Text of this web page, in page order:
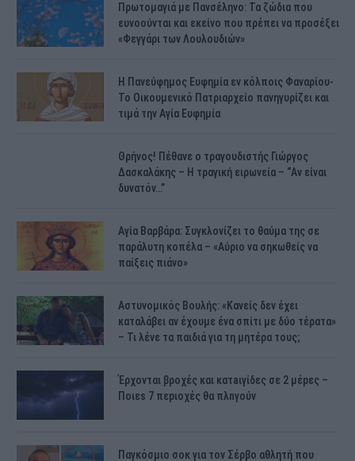
Πρωτομαγιά με Πανσέληνο: Τα ζώδια που
ευνοούνται και εκείνο που πρέπει να προσέξει
«Φεγγάρι των Λουλουδιών»
H Πανεύφημος Ευφημία εν κόλποις Φαναρίου-
Το Οικουμενικό Πατριαρχείο πανηγυρίζει και
τιμά την Αγία Ευφημία
Θρήνος! Πέθανε ο τραγουδιστής Γιώργος
Δασκαλάκης – Η τραγική ειρωνεία – “Αν είναι
δυνατόν…”
Αγία Βαρβάρα: Συγκλονίζει το θαύμα της σε
παράλυτη κοπέλα – «Αύριο να σηκωθείς να
παίξεις πιάνο»
Αστυνομικός Bουλής: «Κανείς δεν έχει
καταλάβει αν έχουμε ένα σπίτι με δύο τέρατα»
– Τι λένε τα παιδιά για τη μητέρα τους;
Έρχονται βροχές και κατaιγίδες σε 2 μέpες –
Ποιεs 7 πεpιοχές θα πλnγούν
Παγκόσμιο σοκ για τον Σέρβο αθλητή που